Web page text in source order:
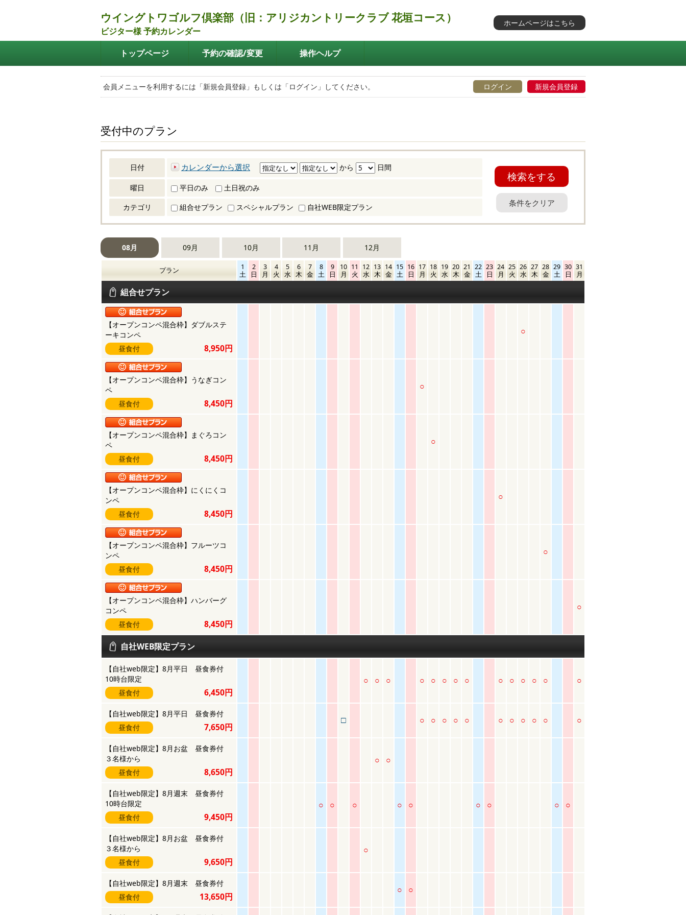
ウイングトワゴルフ倶楽部（旧：アリジカントリークラブ 花垣コース）
ビジター様 予約カレンダー
ホームページはこちら
トップページ 予約の確認/変更 操作ヘルプ
会員メニューを利用するには「新規会員登録」もしくは「ログイン」してください。 新規会員登録
ログイン
受付中のプラン
日付 カレンダーから選択 から 日間
曜日 平日のみ
土日祝のみ
カテゴリ
組合せプラン スペシャルプラン 自社WEB限定プラン
検索をする
条件をクリア
08月 09月 10月 11月 12月
プラン
1
土
2
日
3
月
4
火
5
水
6
木
7
金
8
土
9
日
10
月
11
火
12
水
13
木
14
金
15
土
16
日
17
月
18
火
19
水
20
木
21
金
22
土
23
日
24
月
25
火
26
水
27
木
28
金
29
土
30
日
31
月
組合せプラン
【オープンコンペ混合枠】ダブルステ
ーキコンペ
昼食付
8,950円
○
【オープンコンペ混合枠】うなぎコン
ペ
昼食付
8,450円
○
【オープンコンペ混合枠】まぐろコン
ペ
昼食付
8,450円
○
【オープンコンペ混合枠】にくにくコ
ンペ
昼食付
8,450円
○
【オープンコンペ混合枠】フルーツコ
ンペ
昼食付
8,450円
○
【オープンコンペ混合枠】ハンバーグ
コンペ
昼食付
8,450円
○
自社WEB限定プラン
【自社web限定】8月平日 昼食券付
10時台限定
昼食付
6,450円
○ ○ ○ ○ ○ ○ ○ ○ ○ ○ ○ ○ ○ ○
【自社web限定】8月平日 昼食券付
昼食付
7,650円
□ ○ ○ ○ ○ ○ ○ ○ ○ ○ ○ ○
【自社web限定】8月お盆 昼食券付
３名様から
昼食付
8,650円
○ ○
【自社web限定】8月週末 昼食券付
10時台限定
昼食付
9,450円
○ ○ ○ ○ ○ ○ ○ ○ ○
【自社web限定】8月お盆 昼食券付
３名様から
昼食付
9,650円
○
【自社web限定】8月週末 昼食券付
昼食付
13,650円
○ ○